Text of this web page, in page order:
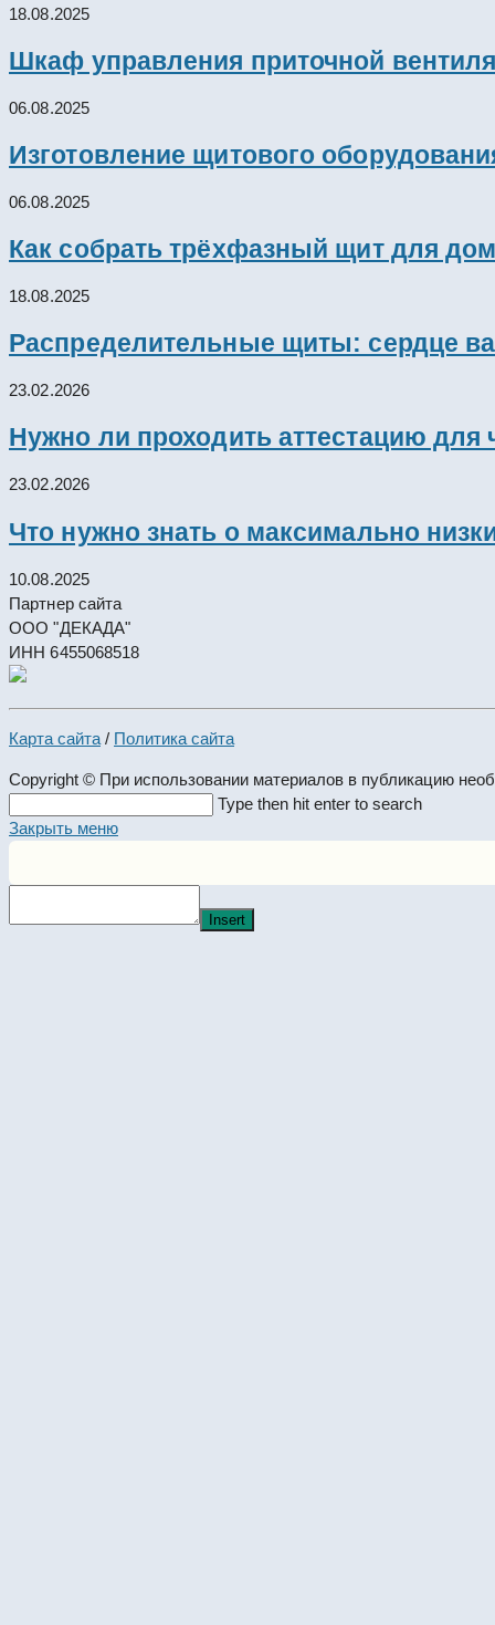
18.08.2025
Шкаф управления приточной
06.08.2025
Изготовление щитового
06.08.2025
Как собрать трёхфазный щит для
18.08.2025
Распределительные щиты: сердце
23.02.2026
Нужно ли проходить аттестацию для
23.02.2026
Что нужно знать о максимально
10.08.2025
Партнер сайта
ООО "ДЕКАДА"
ИНН 6455068518
Карта сайта / Политика сайта
Copyright © При использовании материалов в публикацию
this
Type then hit enter to search
Закрыть меню
Insert